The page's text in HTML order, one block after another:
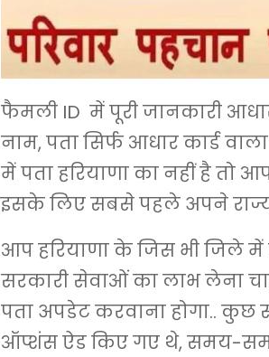
फैमली ID में पूरी जानकारी
नाम, पता सिर्फ आधार कार्ड
में पता हरियाणा का नहीं है तो
इसके लिए सबसे पहले अपने राज्य
आप हरियाणा के जिस भी जिले
सरकारी सेवाओं का लाभ लेना
पता अपडेट करवाना होगा..
ऑप्शंस ऐड किए गए थे, समय-